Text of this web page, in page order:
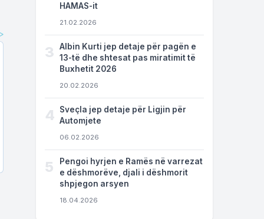
HAMAS-it
21.02.2026
3
Albin Kurti jep detaje për pagën e
13-të dhe shtesat pas miratimit të
Buxhetit 2026
20.02.2026
4
Sveçla jep detaje për Ligjin për
Automjete
06.02.2026
5
Pengoi hyrjen e Ramës në varrezat
e dëshmorëve, djali i dëshmorit
shpjegon arsyen
18.04.2026